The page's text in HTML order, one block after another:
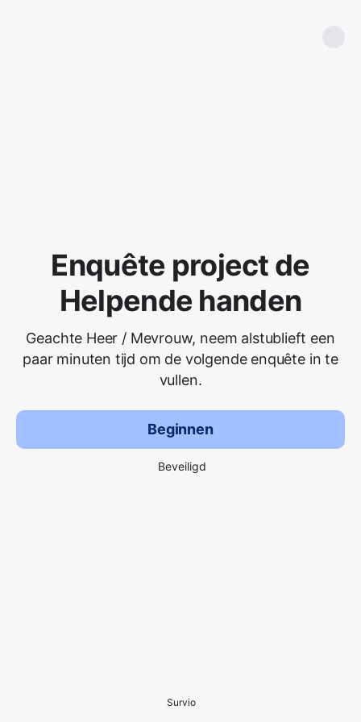
Enquête project de
Helpende handen
Geachte Heer / Mevrouw, neem alstublieft een
paar minuten tijd om de volgende enquête in te
vullen.
Beginnen
Beveiligd
Survio